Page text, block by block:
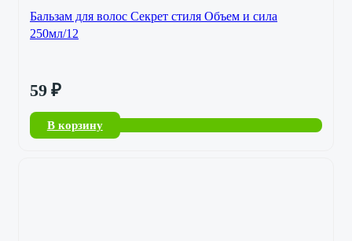
Бальзам для волос Секрет стиля Объем и сила
250мл/12
59 ₽
В корзину